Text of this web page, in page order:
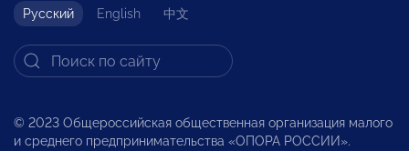
Русский English 中文
© 2023 Общероссийская общественная организация малого
и среднего предпринимательства «ОПОРА РОССИИ».